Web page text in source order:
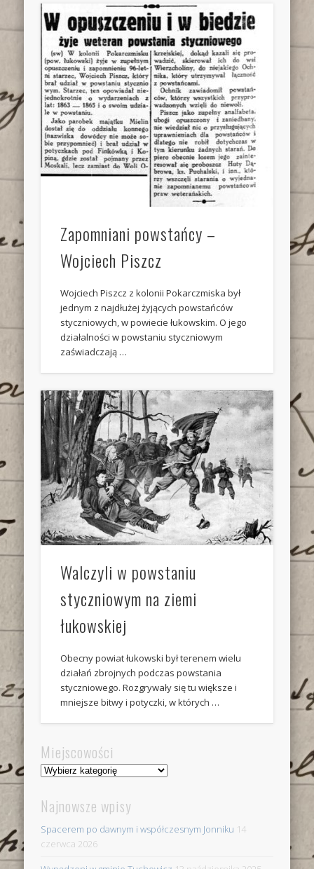
Zapomniani powstańcy –
Wojciech Piszcz
Wojciech Piszcz z kolonii Pokarczmiska był
jednym z najdłużej żyjących powstańców
styczniowych, w powiecie łukowskim. O jego
działalności w powstaniu styczniowym
zaświadczają …
Walczyli w powstaniu
styczniowym na ziemi
łukowskiej
Obecny powiat łukowski był terenem wielu
działań zbrojnych podczas powstania
styczniowego. Rozgrywały się tu większe i
mniejsze bitwy i potyczki, w których …
Miejscowości
Miejscowości
Najnowsze wpisy
Spacerem po dawnym i współczesnym Jonniku 14
czerwca 2026